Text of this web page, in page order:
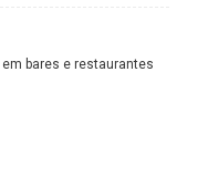
bares e restaurantes